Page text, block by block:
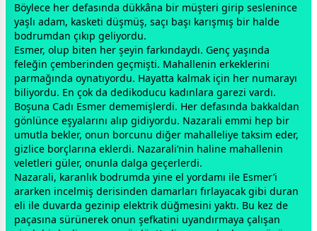
Böylece her defasında dükkâna bir müşteri girip seslenince
yaşlı adam, kasketi düşmüş, saçı başı karışmış bir halde
bodrumdan çıkıp geliyordu.
Esmer, olup biten her şeyin farkındaydı. Genç yaşında
feleğin çemberinden geçmişti. Mahallenin erkeklerini
parmağında oynatıyordu. Hayatta kalmak için her numarayı
biliyordu. En çok da dedikoducu kadınlara garezi vardı.
Boşuna Cadı Esmer dememişlerdi. Her defasında bakkaldan
gönlünce eşyalarını alıp gidiyordu. Nazarali emmi hep bir
umutla bekler, onun borcunu diğer mahalleliye taksim eder,
gizlice borçlarına eklerdi. Nazarali’nin haline mahallenin
veletleri güler, onunla dalga geçerlerdi.
Nazarali, karanlık bodrumda yine el yordamı ile Esmer’i
ararken incelmiş derisinden damarları fırlayacak gibi duran
eli ile duvarda gezinip elektrik düğmesini yaktı. Bu kez de
paçasına sürünerek onun şefkatini uyandırmaya çalışan